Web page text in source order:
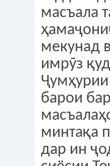
масъала
мекунад
имрӯз
барои
минтақа
дар ин